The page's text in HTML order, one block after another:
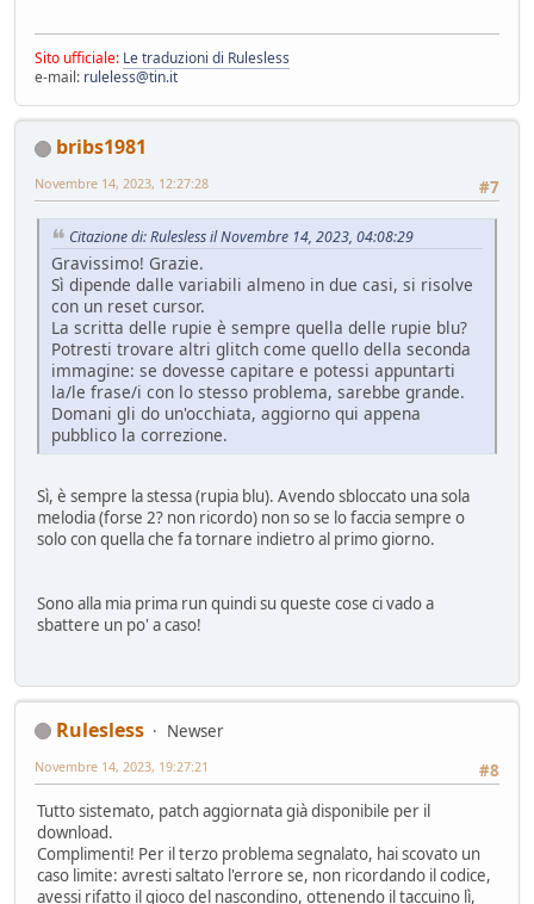
Sito ufficiale: Le traduzioni di Rulesless
e-mail: ruleless@tin.it
bribs1981
#7
Novembre 14, 2023, 12:27:28
Citazione di: Rulesless il Novembre 14, 2023, 04:08:29
Gravissimo! Grazie.
Sì dipende dalle variabili almeno in due casi, si risolve
con un reset cursor.
La scritta delle rupie è sempre quella delle rupie blu?
Potresti trovare altri glitch come quello della seconda
immagine: se dovesse capitare e potessi appuntarti
la/le frase/i con lo stesso problema, sarebbe grande.
Domani gli do un'occhiata, aggiorno qui appena
pubblico la correzione.
Sì, è sempre la stessa (rupia blu). Avendo sbloccato una sola
melodia (forse 2? non ricordo) non so se lo faccia sempre o
solo con quella che fa tornare indietro al primo giorno.
Sono alla mia prima run quindi su queste cose ci vado a
sbattere un po' a caso!
Rulesless
Newser
#8
Novembre 14, 2023, 19:27:21
Tutto sistemato, patch aggiornata già disponibile per il
download.
Complimenti! Per il terzo problema segnalato, hai scovato un
caso limite: avresti saltato l'errore se, non ricordando il codice,
avessi rifatto il gioco del nascondino, ottenendo il taccuino lì,